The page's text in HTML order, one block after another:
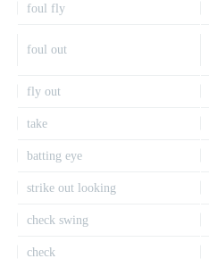
foul fly
foul out
fly out
take
batting eye
strike out looking
check swing
check